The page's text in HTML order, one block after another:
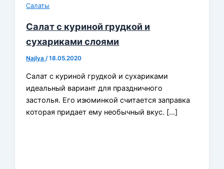
Салаты
Салат с куриной грудкой и
сухариками слоями
Najlya/18.05.2020
Салат с куриной грудкой и сухариками
идеальный вариант для праздничного
застолья. Его изюминкой считается заправка
которая придает ему необычный вкус. […]